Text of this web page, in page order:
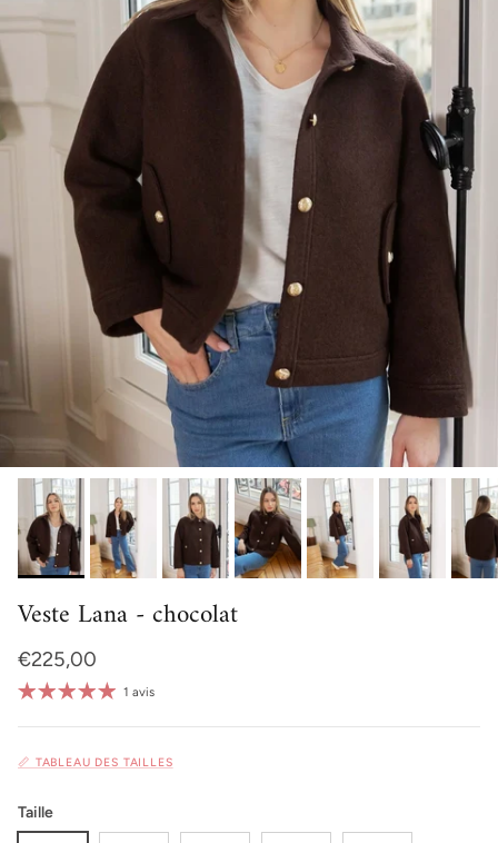
Veste Lana - chocolat
Prix habituel
€225,00
1 avis
📏 TABLEAU DES TAILLES
Taille